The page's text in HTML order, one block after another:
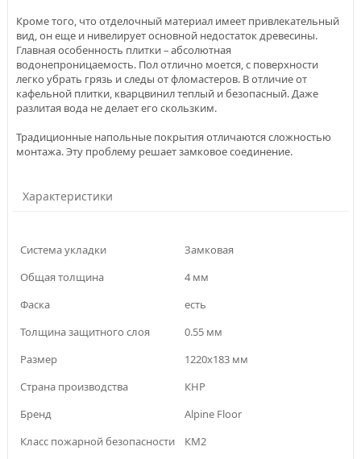
Кроме того, что отделочный материал имеет привлекательный
вид, он еще и нивелирует основной недостаток древесины.
Главная особенность плитки – абсолютная
водонепроницаемость. Пол отлично моется, с поверхности
легко убрать грязь и следы от фломастеров. В отличие от
кафельной плитки, кварцвинил теплый и безопасный. Даже
разлитая вода не делает его скользким.
Традиционные напольные покрытия отличаются сложностью
монтажа. Эту проблему решает замковое соединение.
Характеристики
Система укладки
Замковая
Общая толщина
4 мм
Фаска
есть
Толщина защитного слоя
0.55 мм
Размер
1220х183 мм
Страна производства
КНР
Бренд
Alpine Floor
Класс пожарной безопасности
КМ2